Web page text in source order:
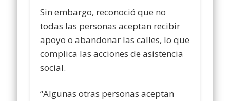
Sin embargo, reconoció que no
todas las personas aceptan recibir
apoyo o abandonar las calles, lo que
complica las acciones de asistencia
social.
“Algunas otras personas aceptan